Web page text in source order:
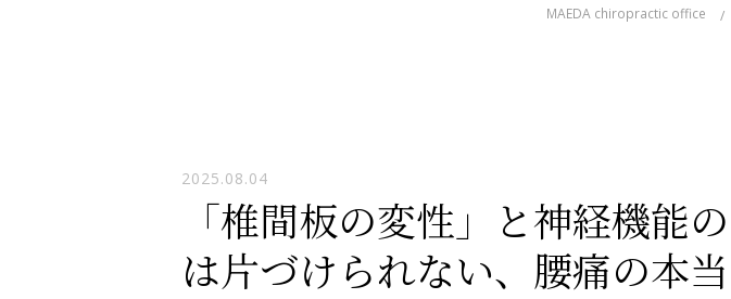
MAEDA chiropractic office
2025.08.04
「椎間板の変性」と神経機
は片づけられない、腰痛の本